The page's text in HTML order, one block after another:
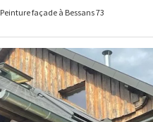
Peinture façade à Bessans 73